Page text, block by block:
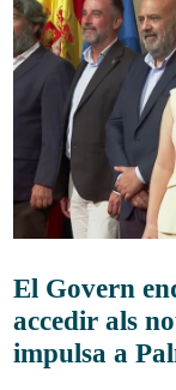
El Govern
accedir als
impulsa a